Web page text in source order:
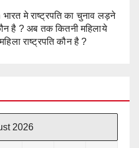
भारत मे राष्ट्रपति का चुनाव लड़ने
है ? अब तक कितनी महिलाये
राष्ट्रपति कौन है ?
2026